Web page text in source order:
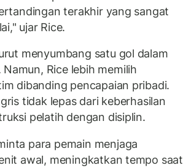
terakhir yang sangat
ujar Rice.
menyumbang satu gol dalam
Rice lebih memilih
dibanding pencapaian pribadi.
tidak lepas dari keberhasilan
pelatih dengan disiplin.
para pemain menjaga
awal, meningkatkan tempo saat